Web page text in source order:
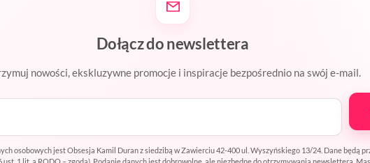
Dołącz do newslettera
nowości, ekskluzywne promocje i inspiracje bezpośrednio na swój e-mail.
osobowych jest Obsesja Kamil Duran z siedzibą w Zawierciu 42-400 ul. Wyszyńskiego 13/24. Dane będą
1 lit. a RODO – zgoda). Podanie danych jest dobrowolne, ale niezbędne do otrzymywania newslettera.